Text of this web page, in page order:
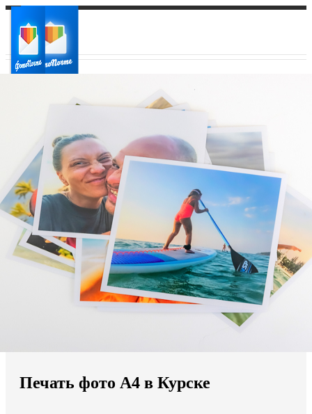
Ваш регион доставки
Выберите из списка:
Мы доставляем по всему миру
Продолжить без города
Печать фото А4 в Курске